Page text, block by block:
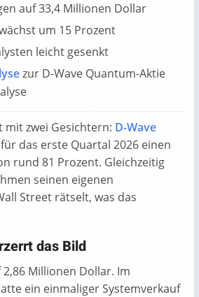
auf 33,4 Millionen Dollar
um 15 Prozent
leicht gesenkt
zur D-Wave Quantum-Aktie
mit zwei Gesichtern: D-Wave
das erste Quartal 2026 einen
rund 81 Prozent. Gleichzeitig
seinen eigenen
Street rätselt, was das
das Bild
Millionen Dollar. Im
ein einmaliger Systemverkauf